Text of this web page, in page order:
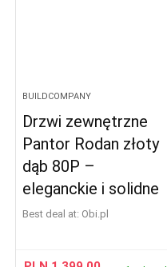
BUILDCOMPANY
Drzwi zewnętrzne
Pantor Rodan złoty
dąb 80P –
eleganckie i solidne
Best deal at: obi.pl